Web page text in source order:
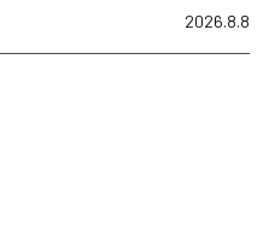
2026.8.8